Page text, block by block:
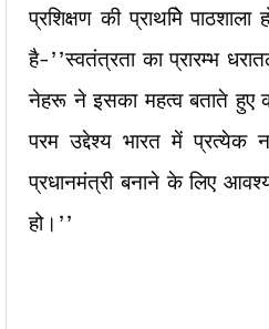
प्रशिक्षण की प्राथमिे पाठशाला
है-’’स्वतंत्रता का प्रारम्भ
नेहरू ने इसका महत्व बताते हुए
परम उद्देश्य भारत में प्रत्येक
प्रधानमंत्री बनाने के लिए
हो।’’